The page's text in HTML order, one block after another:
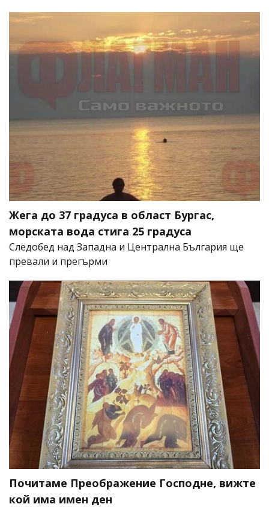
Жега до 37 градуса в област Бургас,
морската вода стига 25 градуса
Следобед над Западна и Централна България ще
превали и прегърми
Почитаме Преображение Господне, вижте
кой има имен ден